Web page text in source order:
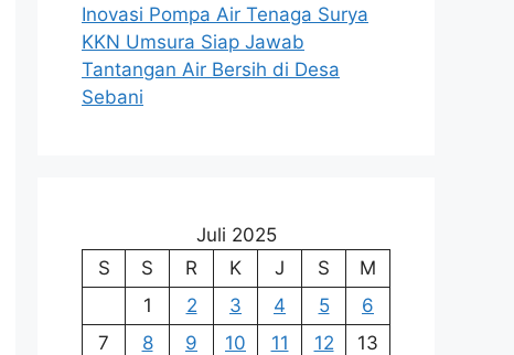
Inovasi Pompa Air Tenaga Surya
KKN Umsura Siap Jawab
Tantangan Air Bersih di Desa
Sebani
Juli 2025
S
S R K J S
M
1
2 3 4 5
6
7
8 9 10 11 12
13